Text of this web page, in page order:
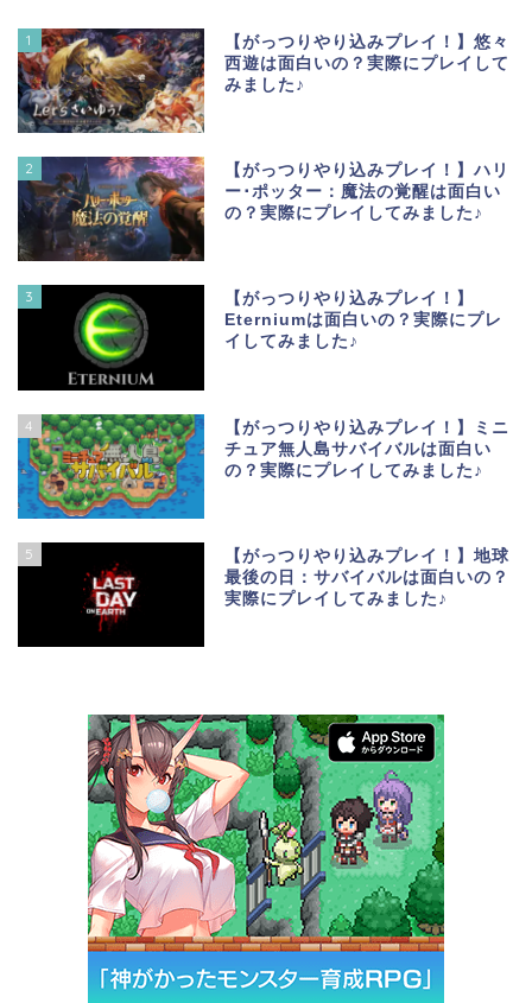
1
【がっつりやり込みプレイ！】悠々
西遊は面白いの？実際にプレイして
みました♪
2
【がっつりやり込みプレイ！】ハリ
ー･ポッター：魔法の覚醒は面白い
の？実際にプレイしてみました♪
3
【がっつりやり込みプレイ！】
Eterniumは面白いの？実際にプレ
イしてみました♪
4
【がっつりやり込みプレイ！】ミニ
チュア無人島サバイバルは面白い
の？実際にプレイしてみました♪
5
【がっつりやり込みプレイ！】地球
最後の日：サバイバルは面白いの？
実際にプレイしてみました♪